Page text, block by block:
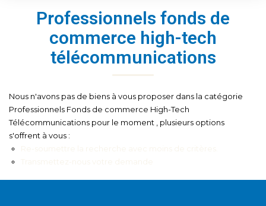
MON AGENCE
CONTACT
Sélectionnez...
Type de bien
Surface min
Budget max Plus de critères
Professionnels fonds de
commerce high-tech
télécommunications
Nous n'avons pas de biens à vous proposer dans la catégorie
Professionnels Fonds de commerce High-Tech
Télécommunications pour le moment , plusieurs options
s'offrent à vous :